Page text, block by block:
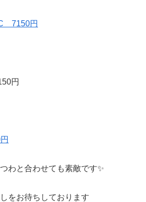
7150円
円
わと合わせても素敵です✨
をお待ちしております